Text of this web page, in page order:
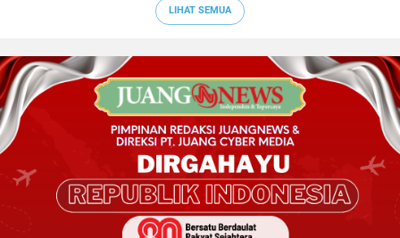
LIHAT SEMUA